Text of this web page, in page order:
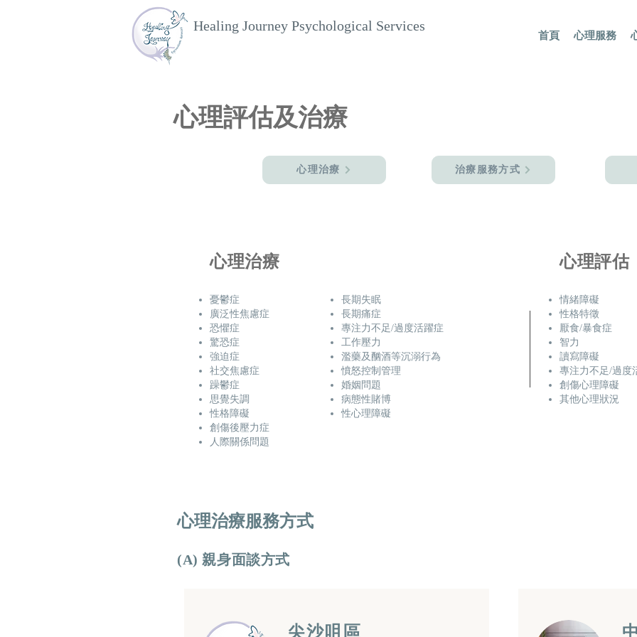
Healing Journey Psychological Services
首頁 心理服務
心理評估及治療
心理治療 治療服務方式
心理治療
憂鬱症
廣泛性焦慮症
恐懼症
驚恐症
強迫症
社交焦慮症
躁鬱症
思覺失調
性格障礙
創傷後壓力症
人際關係問題
長期失眠
長期痛症
專注力不足/過度活躍症
工作壓力
濫藥及酗酒等沉溺行為
憤怒控制管理
婚姻問題
病態性賭博
性心理障礙
心理評估
情緒障礙
性格特徵
厭食/暴食症
智力
讀寫障礙
專注力不足/過度
創傷心理障礙
其他心理狀況
心理治療服務方式
(A) 親身面談方式
​尖沙咀區